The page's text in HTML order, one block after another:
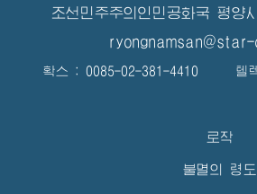
조선민주주의인민공화국 평양
확스 : 0085-02-381-4410 텔렉
로작
불멸의 령도